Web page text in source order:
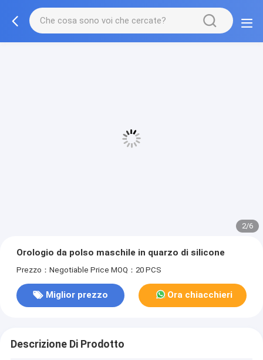
2/6
Orologio da polso maschile in quarzo di silicone
Prezzo：Negotiable Price MOQ：20 PCS
Miglior prezzo Ora chiacchieri
Descrizione Di Prodotto